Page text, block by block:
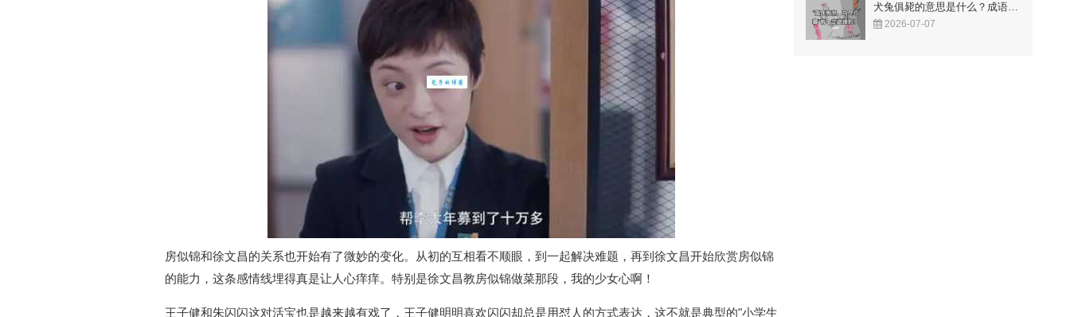
房似锦和徐文昌的关系也开始有了微妙的变化。从初的互相看不顺眼，到一起解决难题，再到徐文昌开始欣赏房似锦
的能力，这条感情线埋得真是让人心痒痒。特别是徐文昌教房似锦做菜那段，我的少女心啊！
王子健和朱闪闪这对活宝也是越来越有戏了，王子健明明喜欢闪闪却总是用怼人的方式表达，这不就是典型的"小学生
犬兔俱毙的意思是什么？成语故事告诉你答案！
2026-07-07